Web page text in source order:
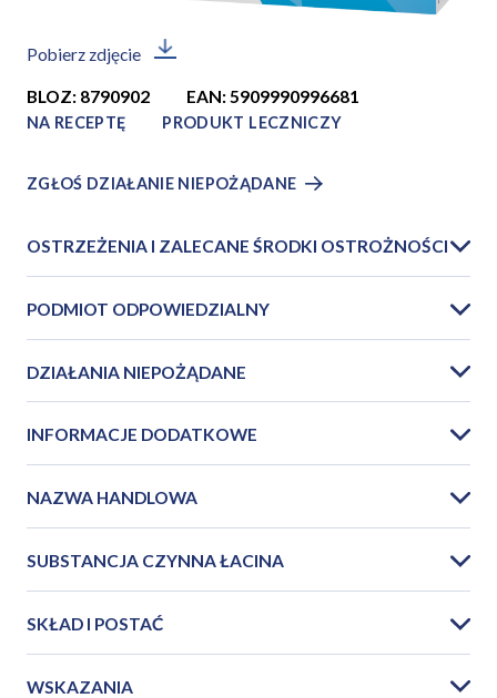
Pobierz zdjęcie
BLOZ: 8790902 EAN: 5909990996681
NA RECEPTĘ PRODUKT LECZNICZY
ZGŁOŚ DZIAŁANIE NIEPOŻĄDANE
OSTRZEŻENIA I ZALECANE ŚRODKI OSTROŻNOŚCI
PODMIOT ODPOWIEDZIALNY
DZIAŁANIA NIEPOŻĄDANE
INFORMACJE DODATKOWE
NAZWA HANDLOWA
SUBSTANCJA CZYNNA ŁACINA
SKŁAD I POSTAĆ
WSKAZANIA